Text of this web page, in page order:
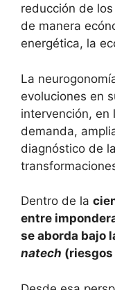
reducción de
de manera
energética, la
La
evoluciones en
intervención, en
demanda,
diagnóstico de
Dentro de la
entre
se aborda bajo
natech